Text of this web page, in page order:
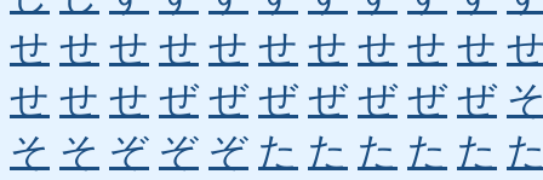
せ せ せ せ せ せ せ せ せ せ
せ せ せ ぜ ぜ ぜ ぜ ぜ ぜ ぜ
そ そ ぞ ぞ ぞ た た た た た